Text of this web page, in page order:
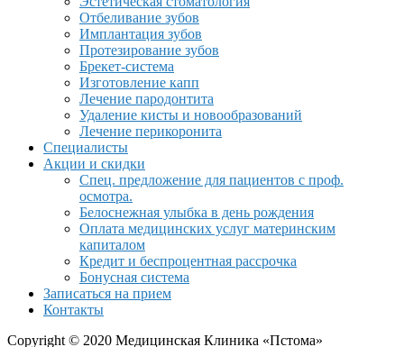
Отбеливание зубов
Имплантация зубов
Протезирование зубов
Брекет-система
Изготовление капп
Лечение пародонтита
Удаление кисты и новообразований
Лечение перикоронита
Специалисты
Акции и скидки
Спец. предложение для пациентов с проф.
осмотра.
Белоснежная улыбка в день рождения
Оплата медицинских услуг материнским
капиталом
Кредит и беспроцентная рассрочка
Бонусная система
Записаться на прием
Контакты
Copyright © 2020 Медицинская Клиника «Пстома»